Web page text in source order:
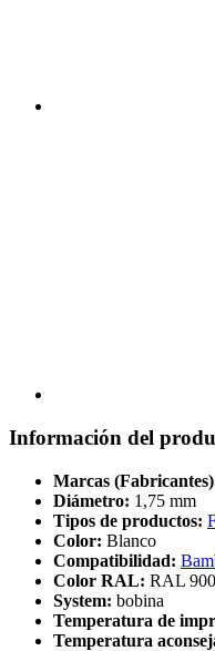
Información del
Marcas
Diámetro: 1,75 mm
Tipos de productos:
Color: Blanco
Compatibilidad:
Color RAL: RAL
System: bobina
Temperatura de
Temperatura